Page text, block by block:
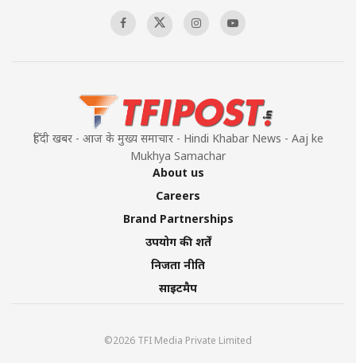
हिंदी खबर - आज के मुख्य समाचार - Hindi Khabar News - Aaj ke
Mukhya Samachar
About us
Careers
Brand Partnerships
उपयोग की शर्तें
निजता नीति
साइटमैप
©2026 TFI Media Private Limited